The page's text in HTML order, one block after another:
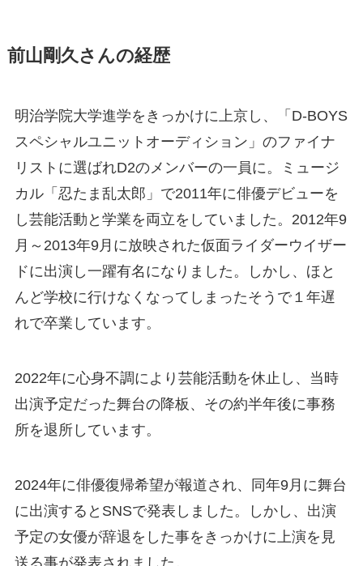
前山剛久さんの経歴
明治学院大学進学をきっかけに上京し、「D-BOYS
スペシャルユニットオーディション」のファイナ
リストに選ばれD2のメンバーの一員に。ミュージ
カル「忍たま乱太郎」で2011年に俳優デビューを
し芸能活動と学業を両立をしていました。2012年9
月～2013年9月に放映された仮面ライダーウイザー
ドに出演し一躍有名になりました。しかし、ほと
んど学校に行けなくなってしまったそうで１年遅
れで卒業しています。
2022年に心身不調により芸能活動を休止し、当時
出演予定だった舞台の降板、その約半年後に事務
所を退所しています。
2024年に俳優復帰希望が報道され、同年9月に舞台
に出演するとSNSで発表しました。しかし、出演
予定の女優が辞退をした事をきっかけに上演を見
送る事が発表されました。